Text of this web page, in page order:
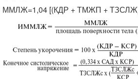
ММЛЖ=1,04 [(КДР + ТМЖП +